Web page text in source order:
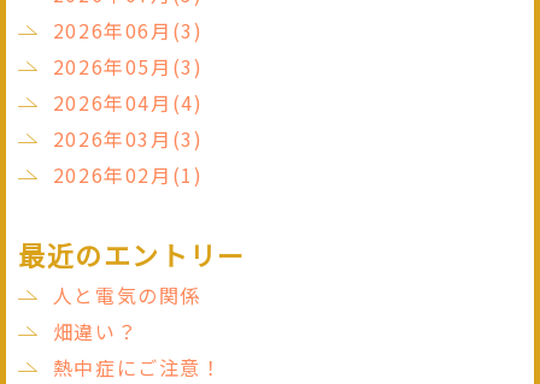
2026年06月(3)
2026年05月(3)
2026年04月(4)
2026年03月(3)
2026年02月(1)
最近のエントリー
人と電気の関係
畑違い？
熱中症にご注意！